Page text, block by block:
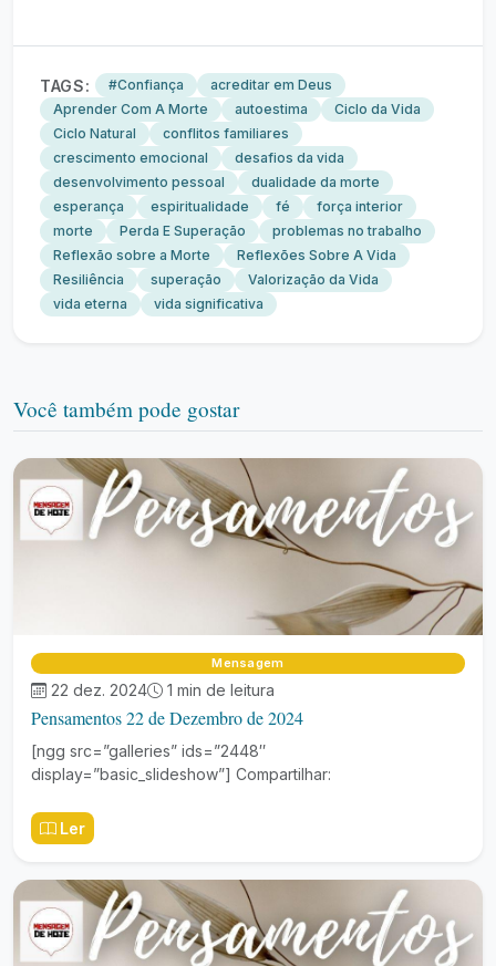
TAGS: #Confiança
acreditar em Deus
Aprender Com A Morte
autoestima
Ciclo da Vida
Ciclo Natural
conflitos familiares
crescimento emocional
desafios da vida
desenvolvimento pessoal
dualidade da morte
esperança
espiritualidade fé
força interior
morte
Perda E Superação
problemas no trabalho
Reflexão sobre a Morte
Reflexões Sobre A Vida
Resiliência
superação
Valorização da Vida
vida eterna
vida significativa
Você também pode gostar
Mensagem
22 dez. 2024 1 min de leitura
Pensamentos 22 de Dezembro de 2024
[ngg src=”galleries” ids=”2448″
display=”basic_slideshow”] Compartilhar:
Ler